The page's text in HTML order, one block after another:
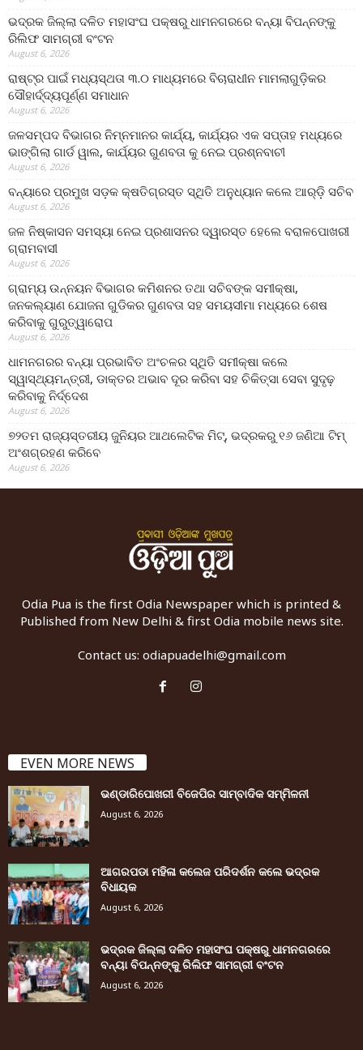
ଭଦ୍ରକ ଜିଲ୍ଲା ଦଳିତ ମହାସଂଘ ପକ୍ଷରୁ ଧାମନଗରରେ ବନ୍ୟା ବିପନ୍ନଙ୍କୁ
ରିଲିଫ ସାମଗ୍ରୀ ବଂଟନ
August 6, 2026
ରାଷ୍ଟ୍ର ପାଇଁ ମଧ୍ୟସ୍ଥତା ୩.୦ ମାଧ୍ୟମରେ ବିଚାରାଧୀନ ମାମଲାଗୁଡ଼ିକର
ସୌହାର୍ଦ୍ଦ୍ୟପୂର୍ଣ୍ଣ ସମାଧାନ
August 6, 2026
ଜଳସମ୍ପଦ ବିଭାଗର ନିମ୍ନମାନର କାର୍ଯ୍ୟ, କାର୍ଯ୍ୟର ଏକ ସପ୍ତାହ ମଧ୍ୟରେ
ଭାଙ୍ଗିଲା ଗାର୍ଡ ୱାଲ, କାର୍ଯ୍ୟର ଗୁଣବତା କୁ ନେଇ ପ୍ରଶ୍ନବାଚୀ
August 6, 2026
ବନ୍ୟାରେ ପ୍ରମୁଖ ସଡ଼କ କ୍ଷତିଗ୍ରସ୍ତ ସ୍ଥିତି ଅନୁଧ୍ୟାନ କଲେ ଆର୍‌ଡ଼ି ସଚିବ
August 6, 2026
ଜଳ ନିଷ୍କାସନ ସମସ୍ୟା ନେଇ ପ୍ରଶାସନର ଦ୍ୱାରସ୍ତ ହେଲେ ବରାଳପୋଖରୀ
ଗ୍ରାମବାସୀ
August 6, 2026
ଗ୍ରାମ୍ୟ ଉନ୍ନୟନ ବିଭାଗର କମିଶନର ତଥା ସଚିବଙ୍କ ସମୀକ୍ଷା,
ଜନକଲ୍ୟାଣ ଯୋଜନା ଗୁଡିକର ଗୁଣବତା ସହ ସମୟସୀମା ମଧ୍ୟରେ ଶେଷ
କରିବାକୁ ଗୁରୁତ୍ୱାରୋପ
August 6, 2026
ଧାମନଗରର ବନ୍ୟା ପ୍ରଭାବିତ ଅଂଚଳର ସ୍ଥିତି ସମୀକ୍ଷା କଲେ
ସ୍ୱାସ୍ଥ୍ୟମନ୍ତ୍ରୀ, ଡାକ୍ତର ଅଭାବ ଦୂର କରିବା ସହ ଚିକିତ୍ସା ସେବା ସୁଦୃଢ଼
କରିବାକୁ ନିର୍ଦ୍ଦେଶ
August 6, 2026
୭୨ତମ ରାଜ୍ୟସ୍ତରୀୟ ଜୁନିୟର ଆଥଲେଟିକ ମିଟ୍‌, ଭଦ୍ରକରୁ ୧୬ ଜଣିଆ ଟିମ୍
ଅଂଶଗ୍ରହଣ କରିବେ
August 6, 2026
Odia Pua is the first Odia Newspaper which is printed &
Published from New Delhi & first Odia mobile news site.
Contact us: odiapuadelhi@gmail.com
EVEN MORE NEWS
ଭଣ୍ଡାରିପୋଖରୀ ବିଜେପିର ସାମ୍ବାଦିକ ସମ୍ମିଳନୀ
August 6, 2026
ଆଗରପଡା ମହିଳା କଲେଜ ପରିଦର୍ଶନ କଲେ ଭଦ୍ରକ
ବିଧାୟକ
August 6, 2026
ଭଦ୍ରକ ଜିଲ୍ଲା ଦଳିତ ମହାସଂଘ ପକ୍ଷରୁ ଧାମନଗରରେ
ବନ୍ୟା ବିପନ୍ନଙ୍କୁ ରିଲିଫ ସାମଗ୍ରୀ ବଂଟନ
August 6, 2026